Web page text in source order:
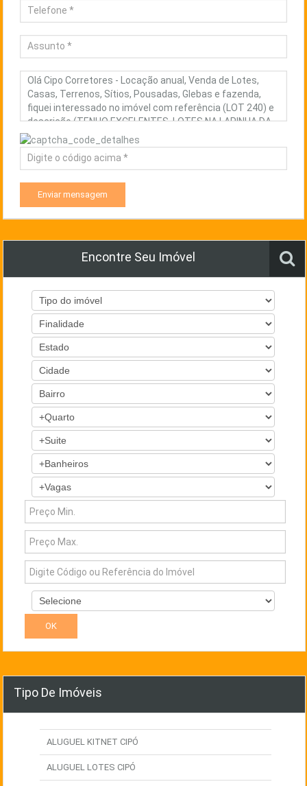
Enviar mensagem
Encontre Seu Imóvel
Tipo De Imóveis
ALUGUEL KITNET CIPÓ
ALUGUEL LOTES CIPÓ